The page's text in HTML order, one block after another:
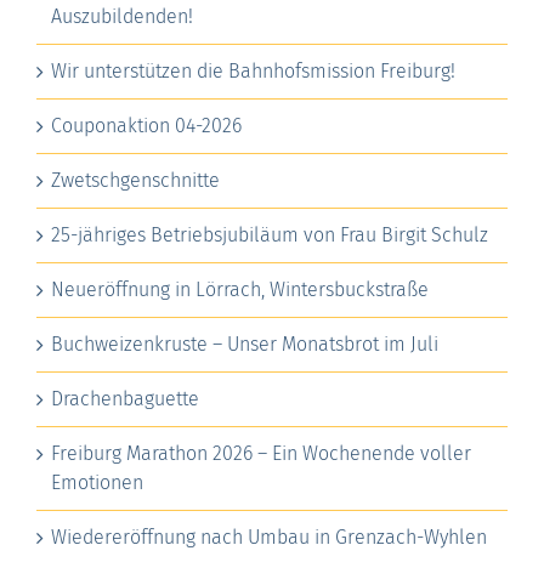
Auszubildenden!
Wir unterstützen die Bahnhofsmission Freiburg!
Couponaktion 04-2026
Zwetschgenschnitte
25-jähriges Betriebsjubiläum von Frau Birgit Schulz
Neueröffnung in Lörrach, Wintersbuckstraße
Buchweizenkruste – Unser Monatsbrot im Juli
Drachenbaguette
Freiburg Marathon 2026 – Ein Wochenende voller
Emotionen
Wiedereröffnung nach Umbau in Grenzach-Wyhlen